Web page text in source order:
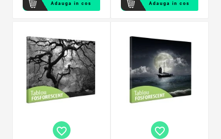
Adauga in cos Adauga in cos
favorite_border favorite_border